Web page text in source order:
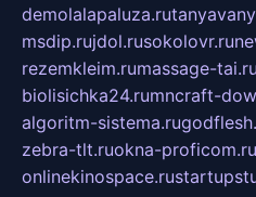
demolalapaluza.ru
msdip.rujdol.rusokolovr.ru
rezemkleim.rumassage-tai.ru
biolisichka24.rumncraft-
algoritm-sistema.ru
zebra-tlt.ruokna-proficom.ru
onlinekinospace.ru